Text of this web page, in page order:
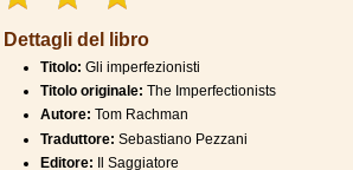
Dettagli del libro
Titolo: Gli imperfezionisti
Titolo originale: The Imperfectionists
Autore: Tom Rachman
Traduttore: Sebastiano Pezzani
Editore: Il Saggiatore